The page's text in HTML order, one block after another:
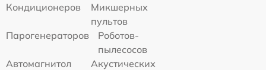
Кондиционеров
Микшерных
пультов
Парогенераторов
Роботов-
пылесосов
Автомагнитол
Акустических